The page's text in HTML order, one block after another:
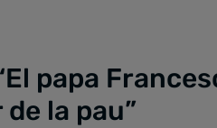
papa
la pau”